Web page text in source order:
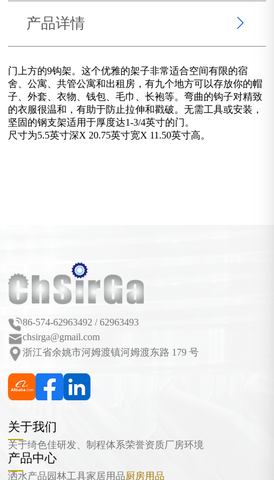
产品详情
门上方的9钩架。这个优雅的架子非常适合空间有限的宿
舍、公寓、共管公寓和出租房，有九个地方可以存放你的帽
子、外套、衣物、钱包、毛巾、长袍等。弯曲的钩子对精致
的衣服很温和，有助于防止拉伸和戳破。无需工具或安装，
坚固的钢支架适用于厚度达1-3/4英寸的门。
尺寸为5.5英寸深X 20.75英寸宽X 11.50英寸高。
86-574-62963492 / 62963493
chsirga@gmail.com
浙江省余姚市河姆渡镇河姆渡东路 179 号
关于我们
关于绮色佳研发、制程体系荣誉资质厂房环境
产品中心
洒水产品园林工具家居用品厨房用品